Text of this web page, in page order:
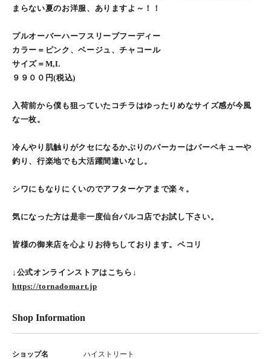
まらない夏のお洋服、ありますよ～！！
プルオーバーハーフスリーブフーディー
カラー＝ピンク、ベージュ、チャコール
サイズ＝M,L
９９００円(税込)
入荷前から僕も狙っていたコチラはゆったりめなサイズ感が今風
な一枚。
冷んやり肌触りがクセになるかぶりのパーカーはバーベキューや
釣り、行楽地でも大活躍間違いなし。
シワにもなりにくいのでアフターケアまで楽々。
気になった方は是非一度仙台パルコ店でお試し下さい。
皆様の御来店を心よりお待ちしております。ペコリ
↓公式オンラインストアはこちら↓
https://tornadomart.jp
Shop Information
ショップ名 ハイストリート